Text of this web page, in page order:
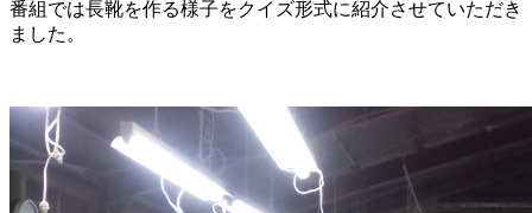
番組では長靴を作る様子をクイズ形式に紹介させていただき
ました。